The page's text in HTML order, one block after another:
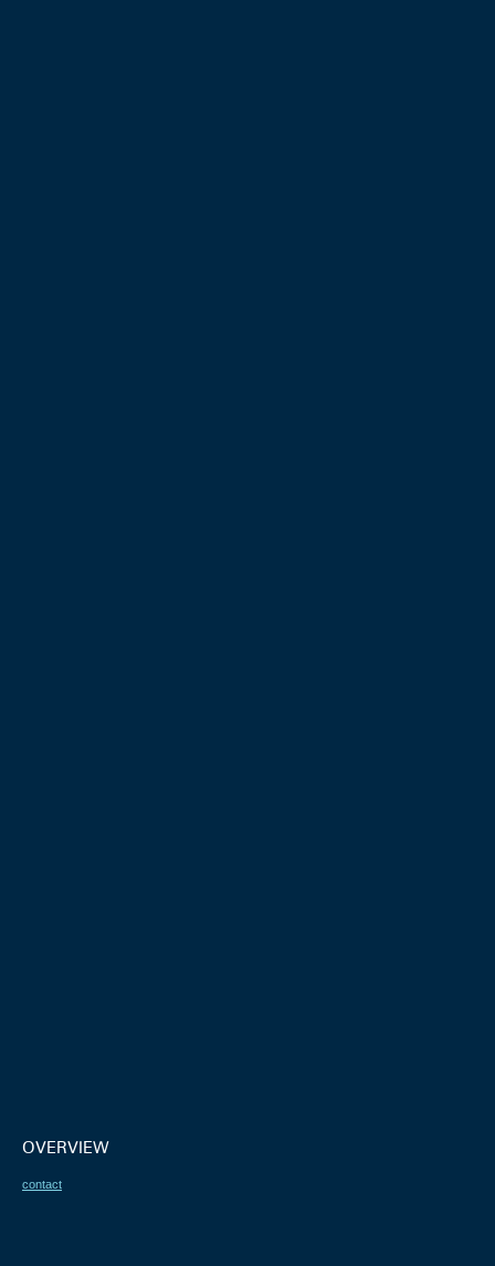
OVERVIEW
contact